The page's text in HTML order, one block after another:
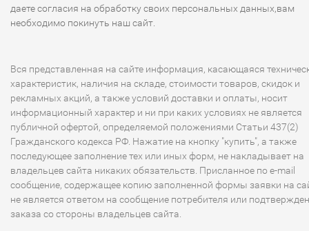
даете согласия на обработку своих персональных данных,вам
необходимо покинуть наш сайт.
Вся представленная на сайте информация, касающаяся
характеристик, наличия на складе, стоимости товаров, скидок и
рекламных акций, а также условий доставки и оплаты, носит
информационный характер и ни при каких условиях не является
публичной офертой, определяемой положениями Статьи 437(2)
Гражданского кодекса РФ. Нажатие на кнопку "купить", а также
последующее заполнение тех или иных форм, не накладывает на
владельцев сайта никаких обязательств. Присланное по e-mail
сообщение, содержащее копию заполненной формы заявки на
не является ответом на сообщение потребителя или
заказа со стороны владельцев сайта.